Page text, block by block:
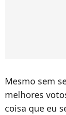
Mesmo sem
melhores
coisa que eu